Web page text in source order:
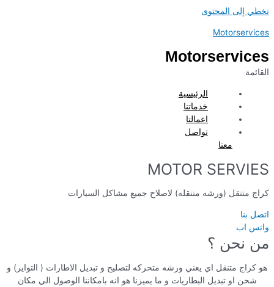
تخطي إلى المحتوى
Motorservices
Motorservices
القائمة
الرئيسية
خدماتنا
اعمالتا
تواصل
معنا
MOTOR SERVIES
كراج متنقل (ورشه متنقله) لاصلاح جميع مشاكل السيارات
اتصل بنا
واتس اب
من نحن ؟
هو كراج متنقل اي يعني ورشه متحركه لتصليح و تبديل الاطارات ( التواير) و
شحن او تبديل البطاريات و ما يميزنا هو انه بامكاننا الوصول الي مكان